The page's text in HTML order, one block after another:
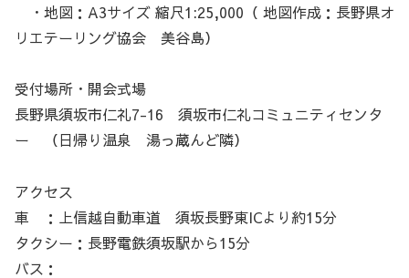
・地図：A3サイズ 縮尺1:25,000（ 地図作成：長野県オ
リエテーリング協会 美谷島）
受付場所・開会式場
長野県須坂市仁礼7-16 須坂市仁礼コミュニティセンタ
ー （日帰り温泉 湯っ蔵んど隣）
アクセス
車 ：上信越自動車道 須坂長野東ICより約15分
タクシー：長野電鉄須坂駅から15分
バス：